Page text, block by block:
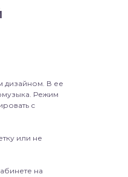
дизайном. В ее
Режим
с
или не
на